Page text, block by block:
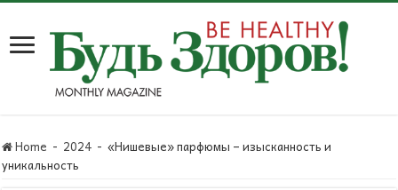
Home - 2024 - «Нишевые» парфюмы – изысканность и
уникальность